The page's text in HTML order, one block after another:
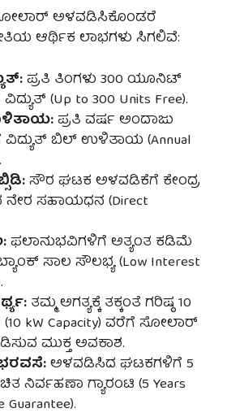
ಅಳವಡಿಸಿಕೊಂಡರೆ
ಆರ್ಥಿಕ ಲಾಭಗಳು ಸಿಗಲಿವೆ:
ಪ್ರತಿ ತಿಂಗಳು 300 ಯೂನಿಟ್
(Up to 300 Units Free).
ಪ್ರತಿ ವರ್ಷ ಅಂದಾಜು
ವಿದ್ಯುತ್ ಬಿಲ್ ಉಳಿತಾಯ (Annual
ಸೌರ ಘಟಕ ಅಳವಡಿಕೆಗೆ ಕೇಂದ್ರ
ನೇರ ಸಹಾಯಧನ (Direct
ಫಲಾನುಭವಿಗಳಿಗೆ ಅತ್ಯಂತ ಕಡಿಮೆ
ಸಾಲ ಸೌಲಭ್ಯ (Low Interest
ತಮ್ಮ ಅಗತ್ಯಕ್ಕೆ ತಕ್ಕಂತೆ ಗರಿಷ್ಠ 10
kW Capacity) ವರೆಗೆ ಸೋಲಾರ್
ಮುಕ್ತ ಅವಕಾಶ.
ಅಳವಡಿಸಿದ ಘಟಕಗಳಿಗೆ 5
ನಿರ್ವಹಣಾ ಗ್ಯಾರಂಟಿ (5 Years
Guarantee).